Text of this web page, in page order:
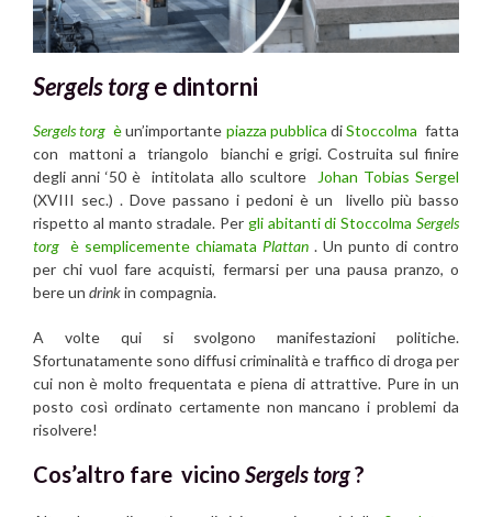
Sergels torge dintorni
Sergels torg èun’importante piazza pubblica diStoccolma fatta
con mattoni a triangolo bianchi e grigi. Costruita sul finire
degli anni ‘50 è intitolata allo scultore
Johan Tobias Sergel
(XVIII sec.) . Dove passano i pedoni è un livello più basso
rispetto al manto stradale. Per gli abitanti di StoccolmaSergels
torg è semplicemente chiamata Plattan . Un punto di contro
per chi vuol fare acquisti, fermarsi per una pausa pranzo, o
bere un drinkin compagnia.
A volte qui si svolgono manifestazioni politiche.
Sfortunatamente sono diffusi criminalità e traffico di droga per
cui non è molto frequentata e piena di attrattive. Pure in un
posto così ordinato certamente non mancano i problemi da
risolvere!
Cos’altro fare vicino Sergels torg?